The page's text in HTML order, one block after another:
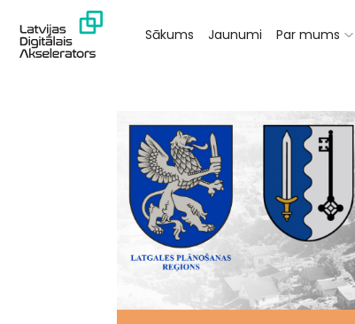
Sākums Jaunumi Par mums